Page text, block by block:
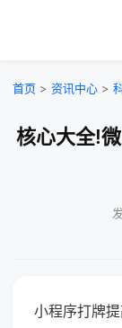
首页 > 资讯中心 >
核心大全!
小程序打牌